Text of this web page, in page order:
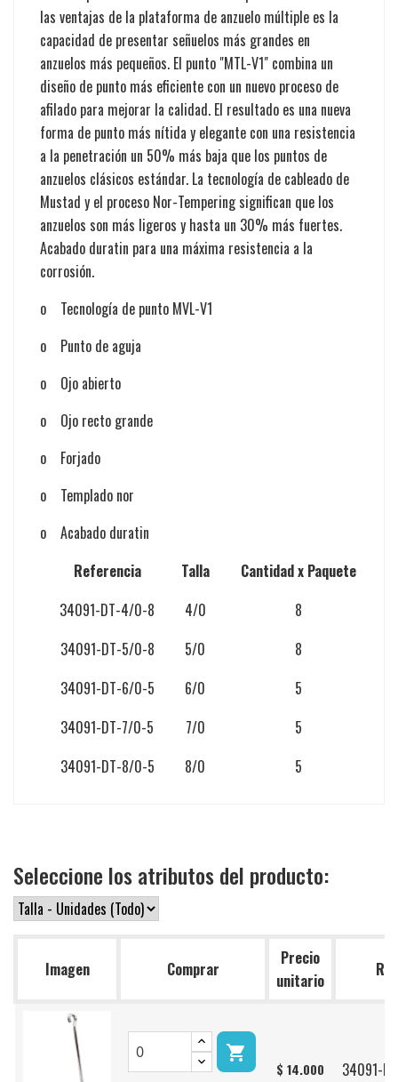
las ventajas de la plataforma de anzuelo múltiple es la
capacidad de presentar señuelos más grandes en
anzuelos más pequeños. El punto "MTL-V1" combina un
diseño de punto más eficiente con un nuevo proceso de
afilado para mejorar la calidad. El resultado es una nueva
forma de punto más nítida y elegante con una resistencia
a la penetración un 50% más baja que los puntos de
anzuelos clásicos estándar. La tecnología de cableado de
Mustad y el proceso Nor-Tempering significan que los
anzuelos son más ligeros y hasta un 30% más fuertes.
Acabado duratin para una máxima resistencia a la
corrosión.
o
Tecnología de punto MVL-V1
o
Punto de aguja
o
Ojo abierto
o
Ojo recto grande
o
Forjado
o
Templado nor
o
Acabado duratin
Referencia
Talla
Cantidad x Paquete
34091-DT-4/0-8
4/0
8
34091-DT-5/0-8
5/0
8
34091-DT-6/0-5
6/0
5
34091-DT-7/0-5
7/0
5
34091-DT-8/0-5
8/0 5
Seleccione los atributos del producto:
Imagen Comprar
Precio
unitario

$ 14.000 34091-